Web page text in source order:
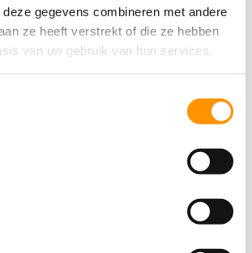
gegevens combineren met andere
ze heeft verstrekt of die ze hebben
van uw gebruik van hun services.